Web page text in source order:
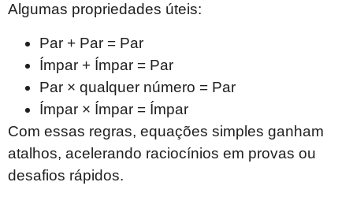
Algumas propriedades úteis:
Par + Par = Par
Ímpar + Ímpar = Par
Par × qualquer número = Par
Ímpar × Ímpar = Ímpar
Com essas regras, equações simples ganham
atalhos, acelerando raciocínios em provas ou
desafios rápidos.